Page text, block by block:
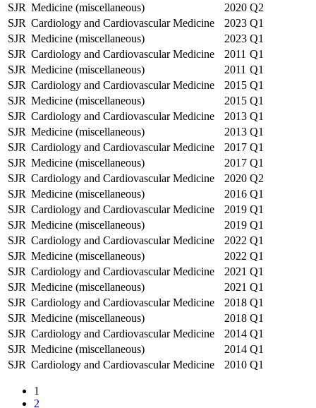
SJR Medicine (miscellaneous) 2020 Q2
SJR Cardiology and Cardiovascular Medicine 2023 Q1
SJR Medicine (miscellaneous) 2023 Q1
SJR Cardiology and Cardiovascular Medicine 2011 Q1
SJR Medicine (miscellaneous) 2011 Q1
SJR Cardiology and Cardiovascular Medicine 2015 Q1
SJR Medicine (miscellaneous) 2015 Q1
SJR Cardiology and Cardiovascular Medicine 2013 Q1
SJR Medicine (miscellaneous) 2013 Q1
SJR Cardiology and Cardiovascular Medicine 2017 Q1
SJR Medicine (miscellaneous) 2017 Q1
SJR Cardiology and Cardiovascular Medicine 2020 Q2
SJR Medicine (miscellaneous) 2016 Q1
SJR Cardiology and Cardiovascular Medicine 2019 Q1
SJR Medicine (miscellaneous) 2019 Q1
SJR Cardiology and Cardiovascular Medicine 2022 Q1
SJR Medicine (miscellaneous) 2022 Q1
SJR Cardiology and Cardiovascular Medicine 2021 Q1
SJR Medicine (miscellaneous) 2021 Q1
SJR Cardiology and Cardiovascular Medicine 2018 Q1
SJR Medicine (miscellaneous) 2018 Q1
SJR Cardiology and Cardiovascular Medicine 2014 Q1
SJR Medicine (miscellaneous) 2014 Q1
SJR Cardiology and Cardiovascular Medicine 2010 Q1
1
2